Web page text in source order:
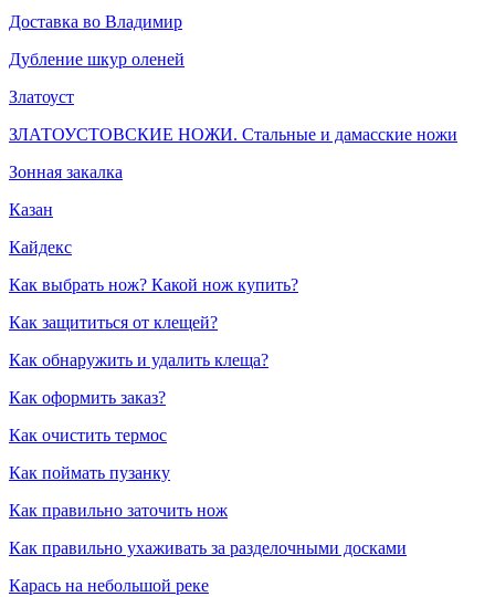
Доставка во Владимир
Дубление шкур оленей
Златоуст
ЗЛАТОУСТОВСКИЕ НОЖИ. Стальные и дамасские ножи
Зонная закалка
Казан
Кайдекс
Как выбрать нож? Какой нож купить?
Как защититься от клещей?
Как обнаружить и удалить клеща?
Как оформить заказ?
Как очистить термос
Как поймать пузанку
Как правильно заточить нож
Как правильно ухаживать за разделочными досками
Карась на небольшой реке